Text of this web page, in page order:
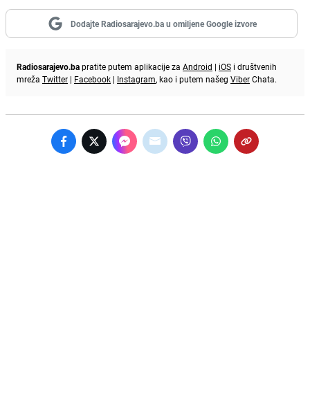
Dodajte Radiosarajevo.ba u omiljene Google izvore
Radiosarajevo.bapratite putem aplikacije za Android | iOS i društvenih
mreža Twitter | Facebook | Instagram, kao i putem našeg ViberChata.